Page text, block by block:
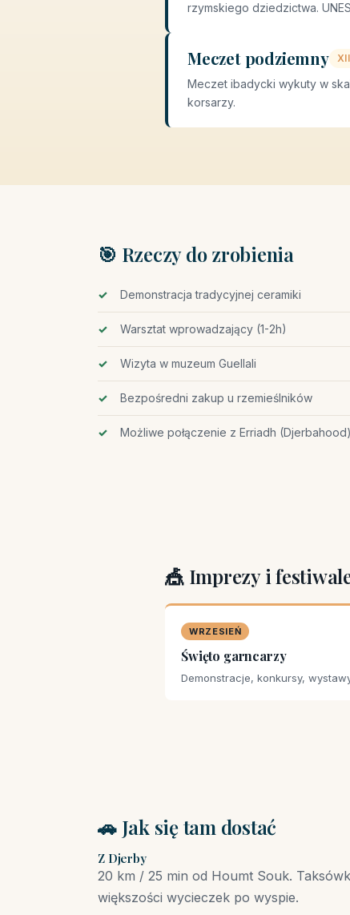
rzymskiego dziedzictwa.
Meczet podziemny
Meczet ibadycki wykuty w
korsarzy.
🎯 Rzeczy do zrobienia
Demonstracja tradycyjnej ceramiki
Warsztat wprowadzający (1-2h)
Wizyta w muzeum Guellali
Bezpośredni zakup u rzemieślników
Możliwe połączenie z Erriadh (Djerbahood)
🎪 Imprezy i
WRZESIEŃ
Święto garncarzy
Demonstracje, konkursy,
🚗 Jak się tam dostać
Z Djerby
20 km / 25 min od Houmt Souk.
większości wycieczek po wyspie.